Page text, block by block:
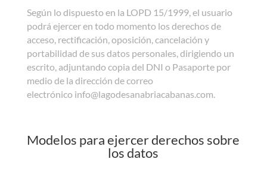
Según lo dispuesto en la LOPD 15/1999, el usuario
podrá ejercer en todo momento los derechos de
acceso, rectificación, oposición, cancelación y
portabilidad de sus datos personales, dirigiendo un
escrito, adjuntando copia del DNI o Pasaporte por
medio de la dirección de correo
electrónico info@lagodesanabriacabanas.com.
Modelos para ejercer derechos sobre
los datos